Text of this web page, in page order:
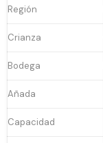
Región
Crianza
Bodega
Añada
Capacidad